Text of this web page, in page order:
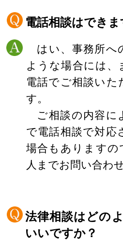
電話相談はできま
はい、事務所へ
ような場合には、
電話でご相談い
す。
ご相談の内容に
で電話相談で対応
場合もありますの
人までお問い合わ
法律相談はどの
いいですか？